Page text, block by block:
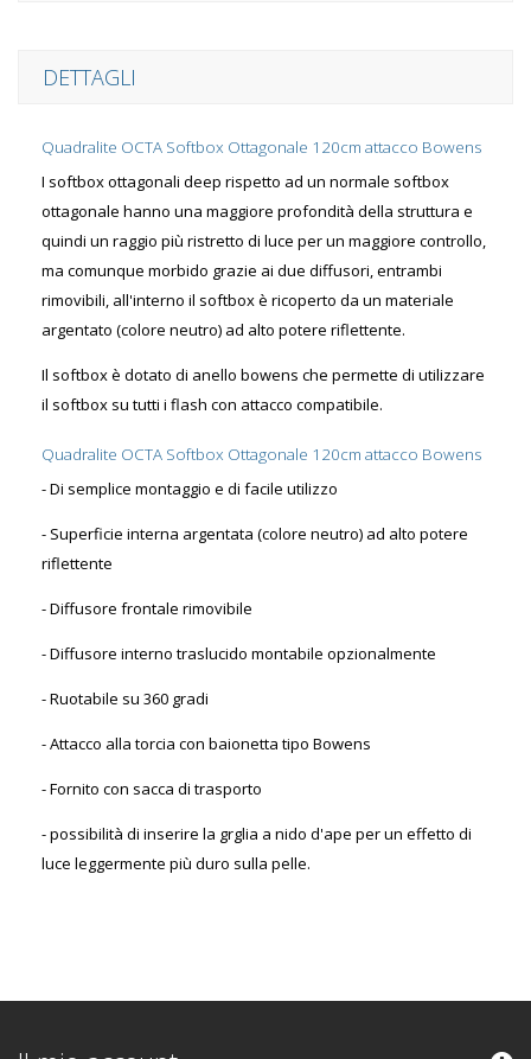
DETTAGLI
Quadralite OCTA Softbox Ottagonale 120cm attacco Bowens
I softbox ottagonali deep rispetto ad un normale softbox
ottagonale hanno una maggiore profondità della struttura e
quindi un raggio più ristretto di luce per un maggiore controllo,
ma comunque morbido grazie ai due diffusori, entrambi
rimovibili, all'interno il softbox è ricoperto da un materiale
argentato (colore neutro) ad alto potere riflettente.
Il softbox è dotato di anello bowens che permette di utilizzare
il softbox su tutti i flash con attacco compatibile.
Quadralite OCTA Softbox Ottagonale 120cm attacco Bowens
- Di semplice montaggio e di facile utilizzo
- Superficie interna argentata (colore neutro) ad alto potere
riflettente
- Diffusore frontale rimovibile
- Diffusore interno traslucido montabile opzionalmente
- Ruotabile su 360 gradi
- Attacco alla torcia con baionetta tipo Bowens
- Fornito con sacca di trasporto
- possibilità di inserire la grglia a nido d'ape per un effetto di
luce leggermente più duro sulla pelle.